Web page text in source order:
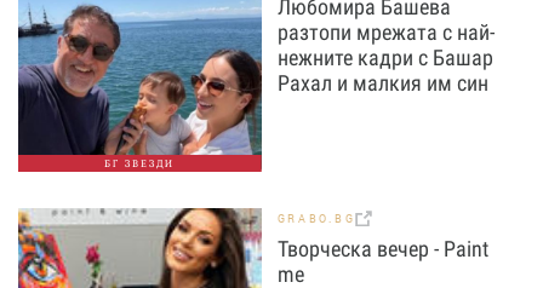
БГ ЗВЕЗДИ
Любомира Башева
разтопи мрежата с най-
нежните кадри с Башар
Рахал и малкия им син
GRABO.BG
Творческа вечер - Paint
me